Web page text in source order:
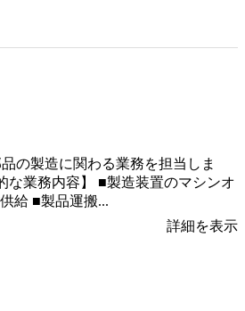
の製造に関わる業務を担当しま
務内容】 ■製造装置のマシンオ
給 ■製品運搬...
詳細を表示